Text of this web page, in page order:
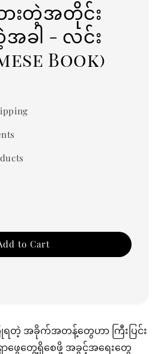
းတဲ့အတိုင်း
အခါ - လင်း
Book)
to Cart
အခိုက်အတန့်တွေဟာ ကြီးပြင်း
ဖွေတွေ့ရှိစေဖို့ အခွင့်အရေးတွေ